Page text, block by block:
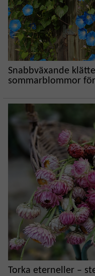
Snabbväxande
sommarblommor
Torka eterneller –